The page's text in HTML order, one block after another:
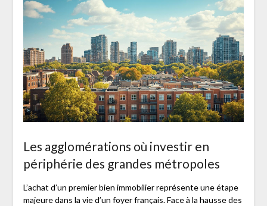
Les agglomérations où investir en
périphérie des grandes métropoles
L’achat d’un premier bien immobilier représente une étape
majeure dans la vie d’un foyer français. Face à la hausse des